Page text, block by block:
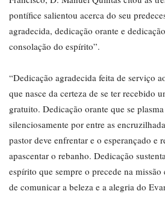
pontífice salientou acerca do seu
agradecida, dedicação orante e
consolação do espírito”.
“Dedicação agradecida feita de serviço
que nasce da certeza de se ter recebido
gratuito. Dedicação orante que se
silenciosamente por entre as
pastor deve enfrentar e o esperançado e
apascentar o rebanho. Dedicação
espírito que sempre o precede na missão
de comunicar a beleza e a alegria do